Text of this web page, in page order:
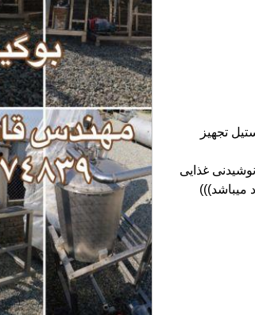
تجهیز
غذایی
میباشد)))